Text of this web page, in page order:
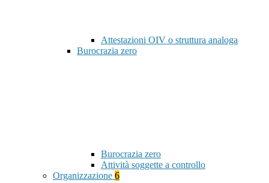
Attestazioni OIV o struttura analoga
Burocrazia zero
Burocrazia zero
Attività soggette a controllo
Organizzazione 6